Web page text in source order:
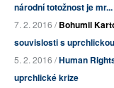
národní totožnost je mr...
7. 2. 2016 /Bohumil
souvislosti s
5. 2. 2016 /Human
uprchlické krize